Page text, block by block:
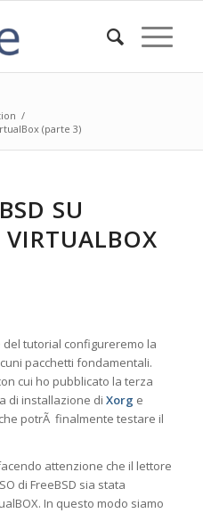
/
(parte 3)
SU
tutorial configureremo la
pacchetti fondamentali.
cui ho pubblicato la terza
di installazione di Xorg e
potrÃ finalmente testare il
attenzione che il lettore
di FreeBSD sia stata
In questo modo siamo